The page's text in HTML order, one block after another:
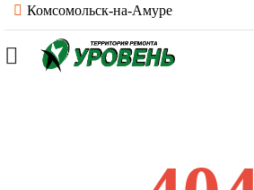
Комсомольск-на-Амуре